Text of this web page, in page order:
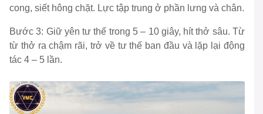
cong, siết hông chặt. Lực tập trung ở phần lưng và chân.
Bước 3: Giữ yên tư thế trong 5 – 10 giây, hít thở sâu. Từ
từ thở ra chậm rãi, trở về tư thế ban đầu và lặp lại động
tác 4 – 5 lần.